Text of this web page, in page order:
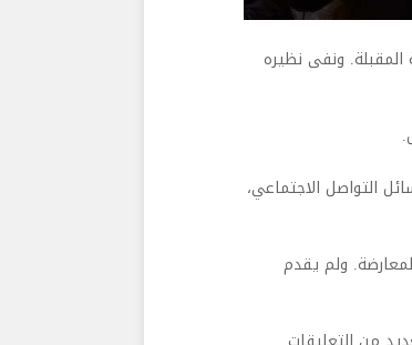
المقبلة. ونفى نظيره
التواصل الاجتماعي،
ولم يقدم